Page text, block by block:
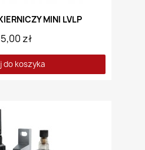
MINI LVLP
zł
do koszyka